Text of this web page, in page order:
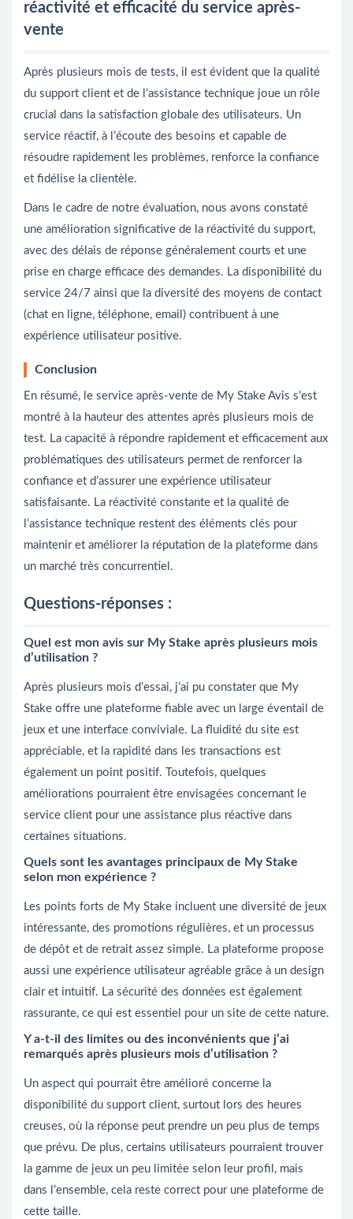
réactivité et efficacité du service après-
vente
Après plusieurs mois de tests, il est évident que la qualité
du support client et de l’assistance technique joue un rôle
crucial dans la satisfaction globale des utilisateurs. Un
service réactif, à l’écoute des besoins et capable de
résoudre rapidement les problèmes, renforce la confiance
et fidélise la clientèle.
Dans le cadre de notre évaluation, nous avons constaté
une amélioration significative de la réactivité du support,
avec des délais de réponse généralement courts et une
prise en charge efficace des demandes. La disponibilité du
service 24/7 ainsi que la diversité des moyens de contact
(chat en ligne, téléphone, email) contribuent à une
expérience utilisateur positive.
Conclusion
En résumé, le service après-vente de My Stake Avis s’est
montré à la hauteur des attentes après plusieurs mois de
test. La capacité à répondre rapidement et efficacement aux
problématiques des utilisateurs permet de renforcer la
confiance et d’assurer une expérience utilisateur
satisfaisante. La réactivité constante et la qualité de
l’assistance technique restent des éléments clés pour
maintenir et améliorer la réputation de la plateforme dans
un marché très concurrentiel.
Questions-réponses :
Quel est mon avis sur My Stake après plusieurs mois
d’utilisation ?
Après plusieurs mois d’essai, j’ai pu constater que My
Stake offre une plateforme fiable avec un large éventail de
jeux et une interface conviviale. La fluidité du site est
appréciable, et la rapidité dans les transactions est
également un point positif. Toutefois, quelques
améliorations pourraient être envisagées concernant le
service client pour une assistance plus réactive dans
certaines situations.
Quels sont les avantages principaux de My Stake
selon mon expérience ?
Les points forts de My Stake incluent une diversité de jeux
intéressante, des promotions régulières, et un processus
de dépôt et de retrait assez simple. La plateforme propose
aussi une expérience utilisateur agréable grâce à un design
clair et intuitif. La sécurité des données est également
rassurante, ce qui est essentiel pour un site de cette nature.
Y a-t-il des limites ou des inconvénients que j’ai
remarqués après plusieurs mois d’utilisation ?
Un aspect qui pourrait être amélioré concerne la
disponibilité du support client, surtout lors des heures
creuses, où la réponse peut prendre un peu plus de temps
que prévu. De plus, certains utilisateurs pourraient trouver
la gamme de jeux un peu limitée selon leur profil, mais
dans l’ensemble, cela reste correct pour une plateforme de
cette taille.